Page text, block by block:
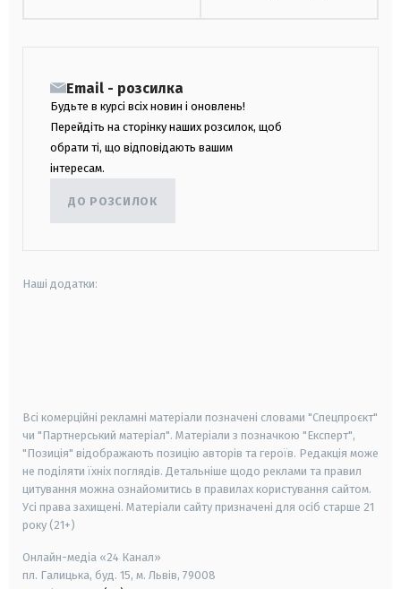
Email - розсилка
Будьте в курсі всіх новин і оновлень!
Перейдіть на сторінку наших розсилок, щоб
обрати ті, що відповідають вашим
інтересам.
ДО РОЗСИЛОК
Наші додатки:
Всі комерційні рекламні матеріали позначені словами "Спецпроєкт"
чи "Партнерський матеріал". Матеріали з позначкою "Експерт",
"Позиція" відображають позицію авторів та героїв. Редакція може
не поділяти їхніх поглядів. Детальніше щодо реклами та правил
цитування можна ознайомитись в правилах користування сайтом.
Усі права захищені. Матеріали сайту призначені для осіб старше 21
року (21+)
Онлайн-медіа «24 Канал»
пл. Галицька, буд. 15, м. Львів, 79008